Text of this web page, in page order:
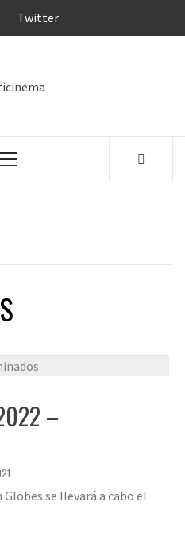
Twitter
Menú
–
Globes se llevará a cabo el